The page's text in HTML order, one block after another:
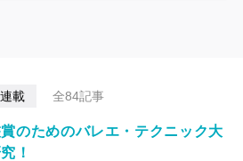
連載 全84記事
のためのバレエ・テクニック大
！